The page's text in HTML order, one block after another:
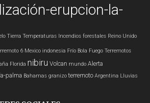
erupcion-la-
Tierra Temperaturas Incendios forestales Reino Unido
6 Mexico indonesia Frío Bola Fuego Terremotos
Florida nibiru Volcan mundo Alerta
palma Bahamas granizo terremoto Argentina Lluvias